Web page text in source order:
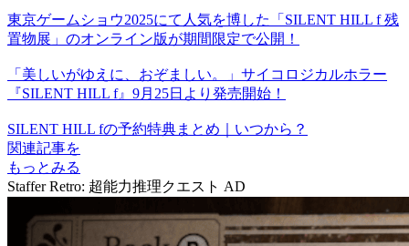
東京ゲームショウ2025にて人気を博した「SILENT HILL f 残
置物展」のオンライン版が期間限定で公開！
「美しいがゆえに、おぞましい。」サイコロジカルホラー
『SILENT HILL f』9月25日より発売開始！
SILENT HILL fの予約特典まとめ｜いつから？
関連記事を
もっとみる
Staffer Retro: 超能力推理クエスト AD